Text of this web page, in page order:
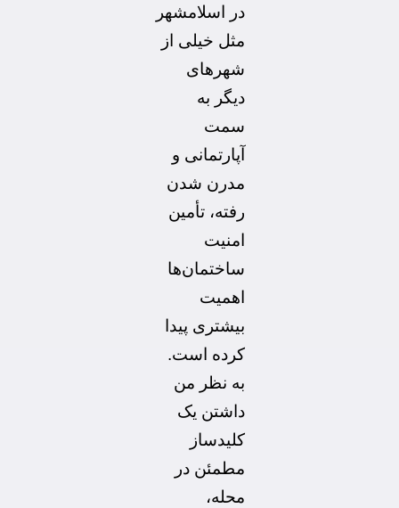
در اسلامشهر
مثل خیلی از
شهرهای
دیگر به
سمت
آپارتمانی و
مدرن شدن
رفته، تأمین
امنیت
ساختمان‌ها
اهمیت
بیشتری پیدا
کرده است.
به نظر من
داشتن یک
کلیدساز
مطمئن در
محله،